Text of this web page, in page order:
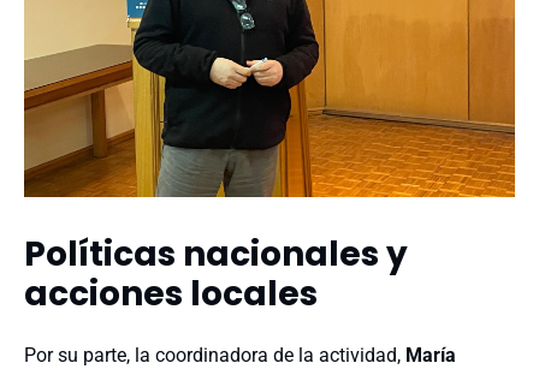
Políticas nacionales y
acciones locales
Por su parte, la coordinadora de la actividad, María